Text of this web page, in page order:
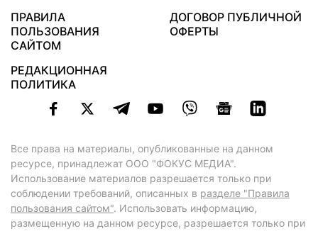
ПРАВИЛА
ПОЛЬЗОВАНИЯ
САЙТОМ
ДОГОВОР ПУБЛИЧНОЙ
ОФЕРТЫ
РЕДАКЦИОННАЯ
ПОЛИТИКА
Все права на материалы, опубликованные на данном
ресурсе, принадлежат ООО "ФОКУС МЕДИА".
Использование материалов разрешается только при
соблюдении требований, описанных в разделе "Правила
пользования сайтом". Использовать информацию,
размещенную на данном ресурсе, разрешается только при